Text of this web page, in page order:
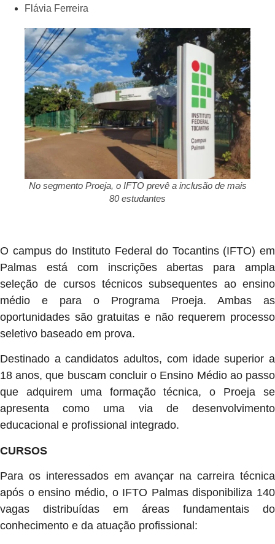
Flávia Ferreira
No segmento Proeja, o IFTO prevê a inclusão de mais
80 estudantes
O campus do Instituto Federal do Tocantins (IFTO) em
Palmas está com inscrições abertas para ampla
seleção de cursos técnicos subsequentes ao ensino
médio e para o Programa Proeja. Ambas as
oportunidades são gratuitas e não requerem processo
seletivo baseado em prova.
Destinado a candidatos adultos, com idade superior a
18 anos, que buscam concluir o Ensino Médio ao passo
que adquirem uma formação técnica, o Proeja se
apresenta como uma via de desenvolvimento
educacional e profissional integrado.
CURSOS
Para os interessados em avançar na carreira técnica
após o ensino médio, o IFTO Palmas disponibiliza 140
vagas distribuídas em áreas fundamentais do
conhecimento e da atuação profissional: